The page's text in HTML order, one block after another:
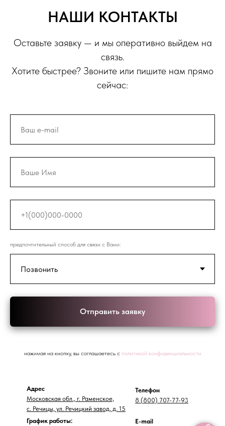
НАШИ КОНТАКТЫ
Оставьте заявку — и мы оперативно выйдем на
связь.
Хотите быстрее? Звоните или пишите нам прямо
сейчас:
предпочтительный способ для связи с Вами:
Отправить заявку
нажимая на кнопку, вы соглашаетесь с политикой конфиденциальности
Адрес
Московская обл., г. Раменское,
с. Речицы, ул. Речицкий завод, д. 15
Телефон
8 (800) 707-77-93
E-mail
График работы: